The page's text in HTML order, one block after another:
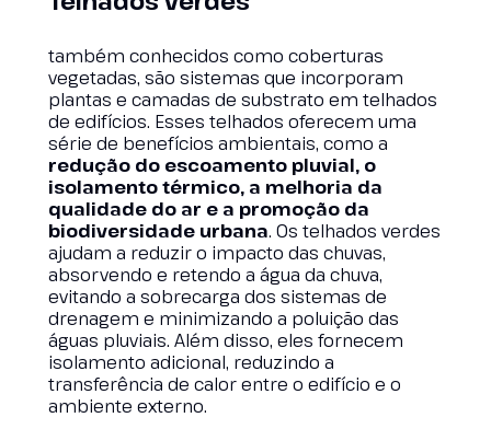
também conhecidos como coberturas
vegetadas, são sistemas que incorporam
plantas e camadas de substrato em telhados
de edifícios. Esses telhados oferecem uma
série de benefícios ambientais, como a
redução do escoamento pluvial, o
isolamento térmico, a melhoria da
qualidade do ar e a promoção da
biodiversidade urbana. Os telhados verdes
ajudam a reduzir o impacto das chuvas,
absorvendo e retendo a água da chuva,
evitando a sobrecarga dos sistemas de
drenagem e minimizando a poluição das
águas pluviais. Além disso, eles fornecem
isolamento adicional, reduzindo a
transferência de calor entre o edifício e o
ambiente externo.